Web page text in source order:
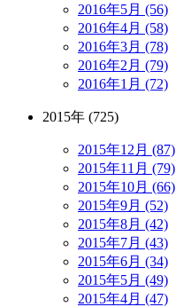
2016年5月 (56)
2016年4月 (58)
2016年3月 (78)
2016年2月 (79)
2016年1月 (72)
2015年 (725)
2015年12月 (87)
2015年11月 (79)
2015年10月 (66)
2015年9月 (52)
2015年8月 (42)
2015年7月 (43)
2015年6月 (34)
2015年5月 (49)
2015年4月 (47)